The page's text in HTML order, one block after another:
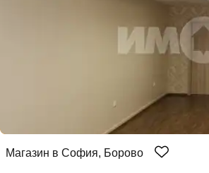
Магазин в София, Борово